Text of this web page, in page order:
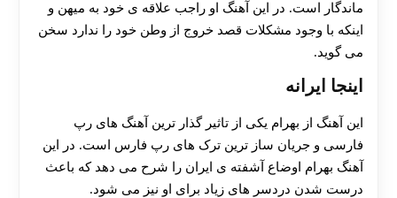
ماندگار است. در این آهنگ او راجب علاقه ی خود به میهن و
اینکه با وجود مشکلات قصد خروج از وطن خود را ندارد سخن
می گوید.
اینجا ایرانه
این آهنگ از بهرام یکی از تاثیر گذار ترین آهنگ های رپ
فارسی و جریان ساز ترین ترک های رپ فارس است. در این
آهنگ بهرام اوضاع آشفته ی ایران را شرح می دهد که باعث
درست شدن دردسر های زیاد برای او نیز می شود.